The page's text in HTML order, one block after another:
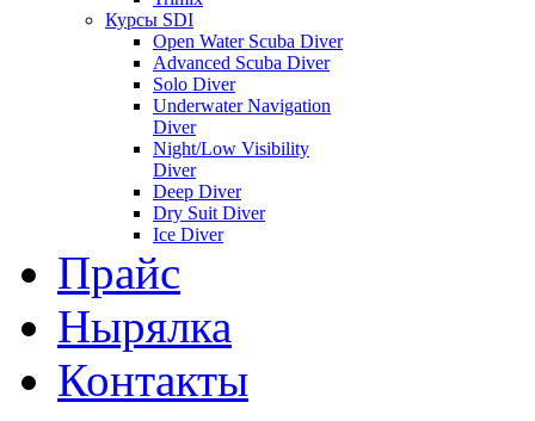
Курсы SDI
Open Water Scuba Diver
Advanced Scuba Diver
Solo Diver
Underwater Navigation
Diver
Night/Low Visibility
Diver
Deep Diver
Dry Suit Diver
Ice Diver
Прайс
Нырялка
Контакты